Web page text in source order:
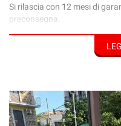
Si rilascia con 12 mesi di
preconsegna.